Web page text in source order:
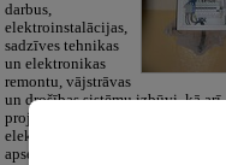
darbus,
elektroinstalācijas,
sadzīves tehnikas
un elektronikas
remontu, vājstrāvas
un drošības sistēmu izbūvi, kā arī
projektēšanu, mērījumus un
elektrosaimniecības drošības riskus
apsekošanu.